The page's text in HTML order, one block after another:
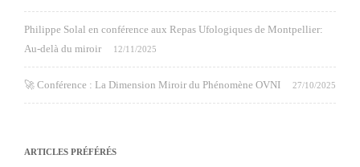
Philippe Solal en conférence aux Repas Ufologiques de Montpellier:
Au-delà du miroir
12/11/2025
🚀 Conférence : La Dimension Miroir du Phénomène OVNI 27/10/2025
ARTICLES PRÉFÉRÉS